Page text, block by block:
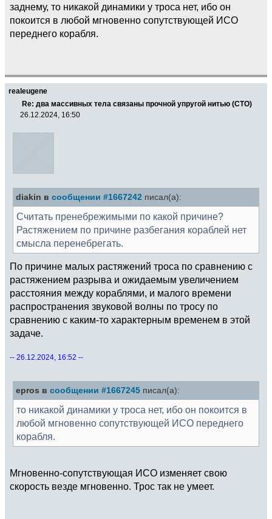
заднему, то никакой динамики у троса нет, ибо он
покоится в любой мгновенно сопутствующей ИСО
переднего корабля.
realeugene
Re: два массивных тела связаны прочной упругой нитью (СТО)
26.12.2024, 16:50
diakin в сообщении #1667242 писал(а):
Считать пренебрежимыми по какой причине?
Растяжением по причине разбегания кораблей нет
смысла перенебрегать.
По причине малых растяжений троса по сравнению с
растяжением разрыва и ожидаемым увеличением
расстояния между кораблями, и малого времени
распространения звуковой волны по тросу по
сравнению с каким-то характерным временем в этой
задаче.
-- 26.12.2024, 16:52 --
epros в сообщении #1667245 писал(а):
то никакой динамики у троса нет, ибо он покоится в
любой мгновенно сопутствующей ИСО переднего
корабля.
Мгновенно-сопутствующая ИСО изменяет свою
скорость везде мгновенно. Трос так не умеет.